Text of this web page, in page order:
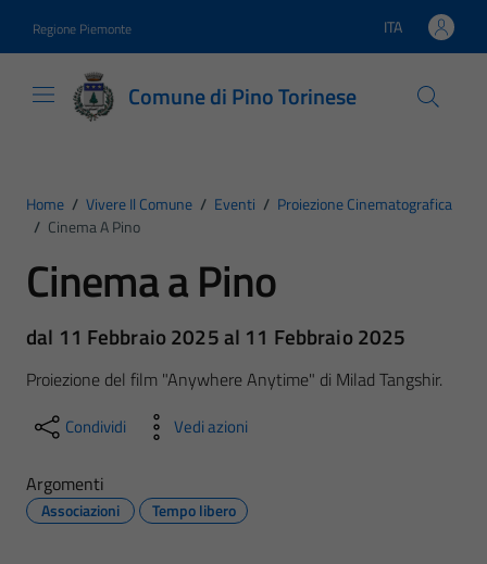
Regione Piemonte Lingua attiva:
ITA
Comune di Pino Torinese
Home / Vivere Il Comune / Eventi / Proiezione Cinematografica
/ Cinema A Pino
Cinema a Pino
dal 11 Febbraio 2025 al 11 Febbraio 2025
Proiezione del film "Anywhere Anytime" di Milad Tangshir.
Condividi Vedi azioni
Argomenti
Associazioni Tempo libero